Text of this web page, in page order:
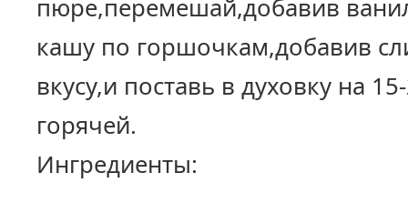
пюре,перемешай,добавив
кашу по горшочкам,добавив
вкусу,и поставь в духовку на
горячей.
Ингредиенты: